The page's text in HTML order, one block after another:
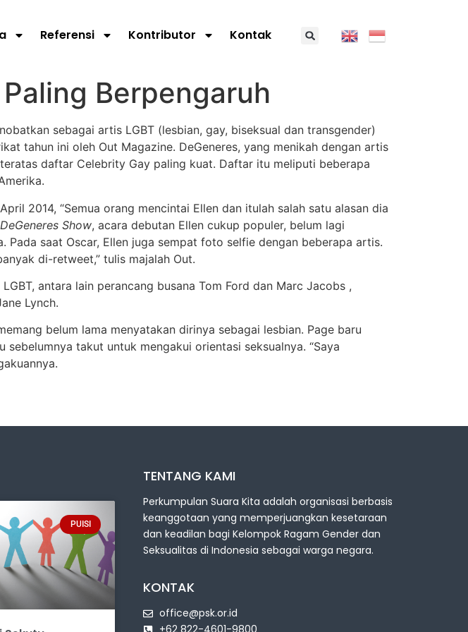
Referensi Kontributor Kontak
Berpengaruh
sebagai artis LGBT (lesbian, gay, biseksual dan transgender)
tahun ini oleh Out Magazine. DeGeneres, yang menikah dengan artis
daftar Celebrity Gay paling kuat. Daftar itu meliputi beberapa
2014, “Semua orang mencintai Ellen dan itulah salah satu alasan dia
Show, acara debutan Ellen cukup populer, belum lagi
Pada saat Oscar, Ellen juga sempat foto selfie dengan beberapa artis.
di-retweet,” tulis majalah Out.
antara lain perancang busana Tom Ford dan Marc Jacobs ,
Lynch.
belum lama menyatakan dirinya sebagai lesbian. Page baru
takut untuk mengakui orientasi seksualnya. “Saya
PUISI
TENTANG KAMI
Perkumpulan Suara Kita adalah organisasi berbasis
keanggotaan yang memperjuangkan kesetaraan
dan keadilan bagi Kelompok Ragam Gender dan
Seksualitas di Indonesia sebagai warga negara.
KONTAK
office@psk.or.id